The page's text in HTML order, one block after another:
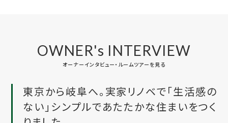
OWNER's INTERVIEW
オーナーインタビュー・ルームツアーを見る
東京から岐阜へ。実家リノベで「生活感の
ない」シンプルであたたかな住まいをつく